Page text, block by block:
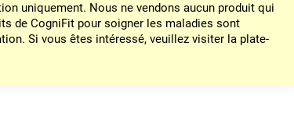
uniquement. Nous ne vendons aucun produit qui
de CogniFit pour soigner les maladies sont
Si vous êtes intéressé, veuillez visiter la plate-